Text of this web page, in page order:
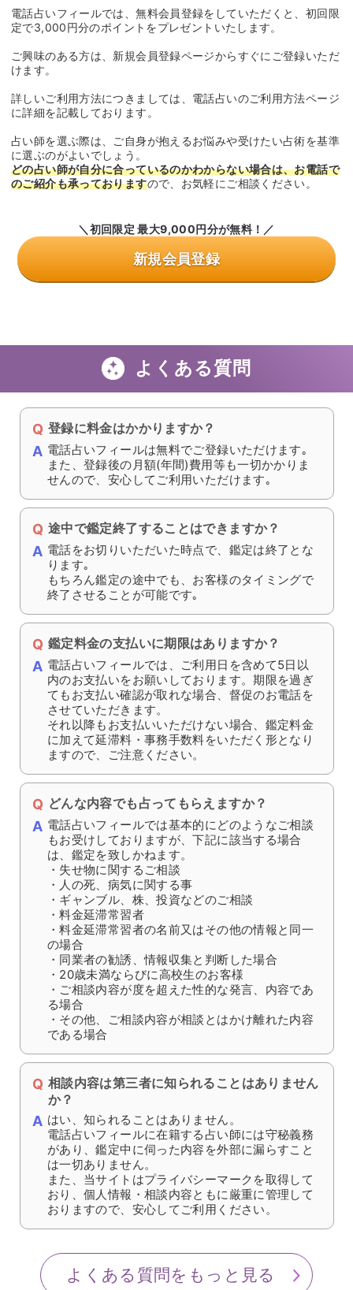
電話占いを受ける
電話占いフィールでは、無料会員登録をしていただくと、初回限
定で3,000円分のポイントをプレゼントいたします。
ご興味のある方は、新規会員登録ページからすぐにご登録いただ
けます。
詳しいご利用方法につきましては、電話占いのご利用方法ページ
占い師を選ぶ際は、ご自身が抱えるお悩みや受けたい占術を基準
に選ぶのがよいでしょう。
どの占い師が自分に合っているのかわからない場合は、お電話で
のご紹介も承っておりますので、お気軽にご相談ください。
新規会員登録
よくある質問
登録に料金はかかりますか？
電話占いフィールは無料でご登録いただけます｡
また、登録後の月額(年間)費用等も一切かかりま
せんので、安心してご利用いただけます｡
途中で鑑定終了することはできますか？
電話をお切りいただいた時点で、鑑定は終了とな
ります｡
もちろん鑑定の途中でも、お客様のタイミングで
終了させることが可能です｡
鑑定料金の支払いに期限はありますか？
電話占いフィールでは、ご利用日を含めて5日以
内のお支払いをお願いしております。期限を過ぎ
てもお支払い確認が取れな場合、督促のお電話を
させていただきます。
それ以降もお支払いいただけない場合、鑑定料金
に加えて延滞料・事務手数料をいただく形となり
ますので、ご注意ください。
どんな内容でも占ってもらえますか？
電話占いフィールでは基本的にどのようなご相談
もお受けしておりますが、下記に該当する場合
は、鑑定を致しかねます。
・失せ物に関するご相談
・人の死、病気に関する事
・ギャンブル、株、投資などのご相談
・料金延滞常習者
・料金延滞常習者の名前又はその他の情報と同一
の場合
・同業者の勧誘、情報収集と判断した場合
・20歳未満ならびに高校生のお客様
・ご相談内容が度を超えた性的な発言、内容であ
る場合
・その他、ご相談内容が相談とはかけ離れた内容
である場合
相談内容は第三者に知られることはありません
か？
はい、知られることはありません。
電話占いフィールに在籍する占い師には守秘義務
があり、鑑定中に伺った内容を外部に漏らすこと
また、当サイトはプライバシーマークを取得して
おり、個人情報・相談内容ともに厳重に管理して